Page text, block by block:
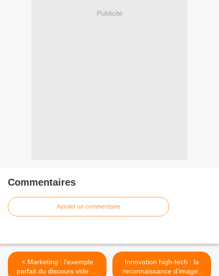
Publicité
Commentaires
Ajouter un commentaire
< Marketing : l'exemple
parfait du discours vide de
Innovation high-tech : la
reconnaissance d'images